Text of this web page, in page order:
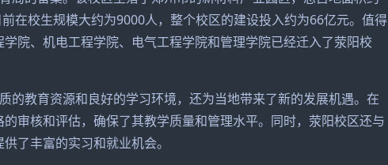
在校生规模大约为9000人，整个校区的建设投入约为66亿元。值得
院、机电工程学院、电气工程学院和管理学院已经迁入了荥阳校
的教育资源和良好的学习环境，还为当地带来了新的发展机遇。在
审核和评估，确保了其教学质量和管理水平。同时，荥阳校区还与
了丰富的实习和就业机会。